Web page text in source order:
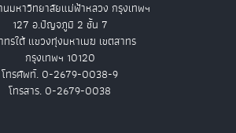
นมหาวิทยาลัยแม่ฟ้าหลวง กรุงเทพฯ
127 อ.ปัญจภูมิ 2 ชั้น 7
ทรใต้ แขวงทุ่งมหาเมฆ เขตสาทร
กรุงเทพฯ 10120
โทรศัพท์. 0-2679-0038-9
โทรสาร. 0-2679-0038